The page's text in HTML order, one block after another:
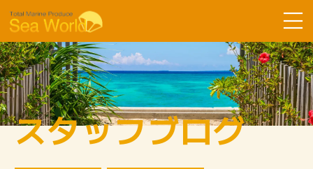
Sea Worldについて
コース紹介
ツアーの流れ
スタッフブログ